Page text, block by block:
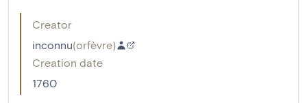
Creator
inconnu(orfèvre)
Creation date
1760